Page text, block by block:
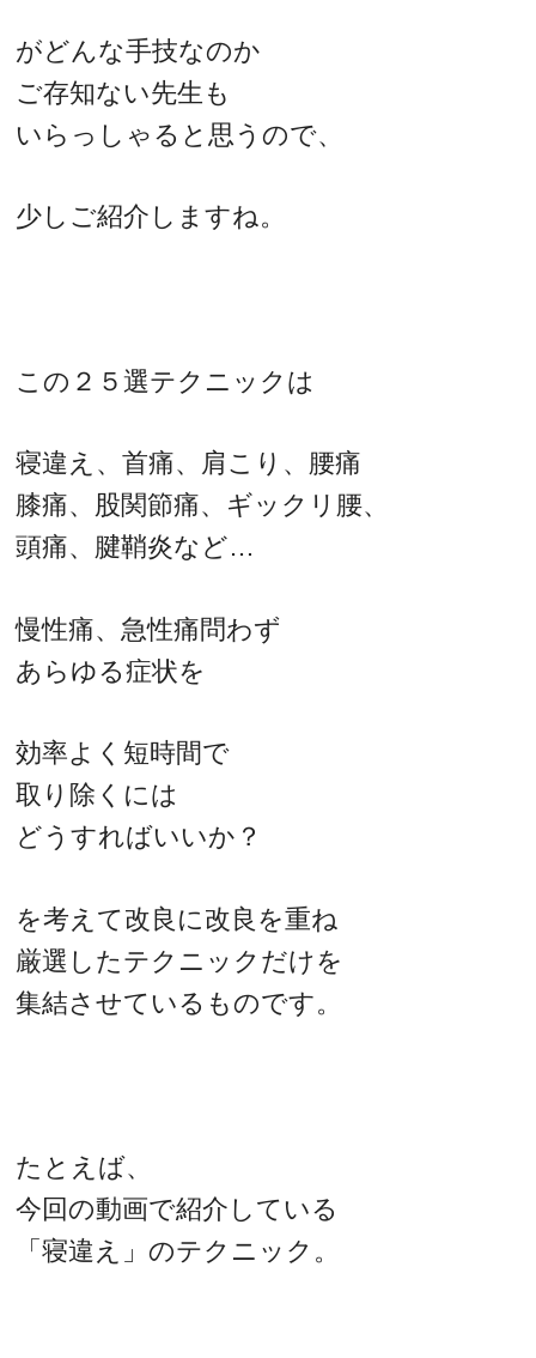
がどんな手技なのか
ご存知ない先生も
いらっしゃると思うので、
少しご紹介しますね。
この２５選テクニックは
寝違え、首痛、肩こり、腰痛
膝痛、股関節痛、ギックリ腰、
頭痛、腱鞘炎など…
慢性痛、急性痛問わず
あらゆる症状を
効率よく短時間で
取り除くには
どうすればいいか？
を考えて改良に改良を重ね
厳選したテクニックだけを
集結させているものです。
たとえば、
今回の動画で紹介している
「寝違え」のテクニック。